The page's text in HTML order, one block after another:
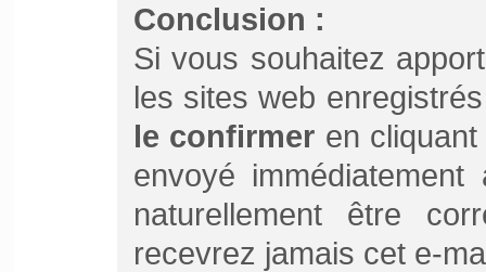
Conclusion :
Si vous souhaitez
les sites web
le confirmer en
envoyé
naturellement être
recevrez jamais cet e-